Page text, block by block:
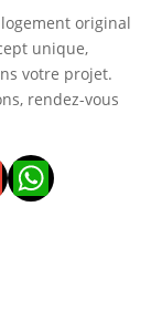
original
unique,
votre projet.
rendez-vous